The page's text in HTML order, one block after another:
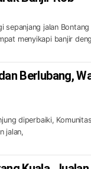
sepanjang jalan
menyikapi banjir
Berlubang,
diperbaiki,
jalan,